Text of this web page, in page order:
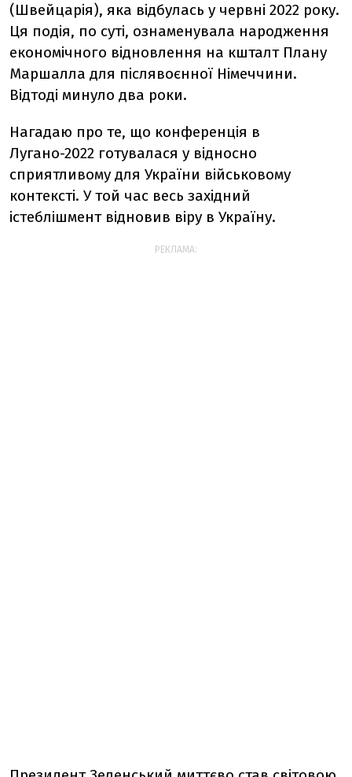
(Швейцарія), яка відбулась у червні 2022 року.
Ця подія, по суті, ознаменувала народження
економічного відновлення на кшталт Плану
Маршалла для післявоєнної Німеччини.
Відтоді минуло два роки.
Нагадаю про те, що конференція в
Лугано-2022 готувалася у відносно
сприятливому для України військовому
контексті. У той час весь західний
істеблішмент відновив віру в Україну.
РЕКЛАМА: